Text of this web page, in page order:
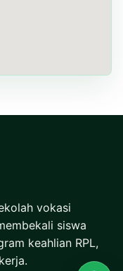
vokasi
siswa
keahlian RPL,